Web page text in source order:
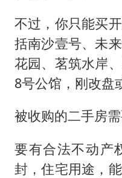
不过，你只能买
括南沙壹号、未
花园、茗筑水岸
8号公馆，刚改盘
被收购的二手房
要有合法不动产
封，住宅用途，